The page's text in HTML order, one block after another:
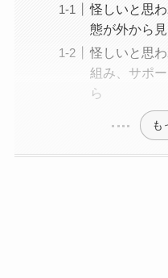
怪しいと思
態が外から
怪しいと思
組み、サポ
ら
も